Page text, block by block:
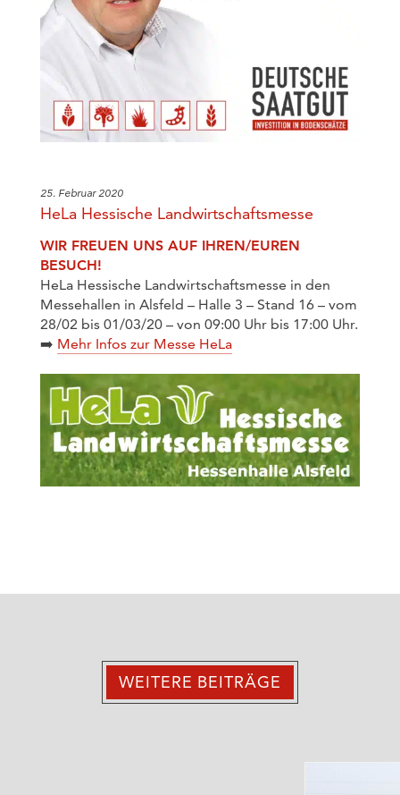
25. Februar 2020
HeLa Hessische Landwirtschaftsmesse
WIR FREUEN UNS AUF IHREN/EUREN
BESUCH!
HeLa Hessische Landwirtschaftsmesse in den
Messehallen in Alsfeld – Halle 3 – Stand 16 – vom
28/02 bis 01/03/20 – von 09:00 Uhr bis 17:00 Uhr.
➡️ Mehr Infos zur Messe HeLa
WEITERE BEITRÄGE